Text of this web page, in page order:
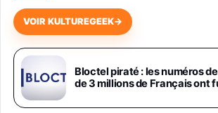
648,63€834,71€
Samsung Galaxy Miracle Ultra,
Android 5G avec Galaxy AI, 512
Chargeur Secteur Rapide 25W
Smartphone déverrouillé, Noir,
1019€
VOIR KULTUREGEEK→
Bloctel piraté : les numéros
de 3 millions de Français ont